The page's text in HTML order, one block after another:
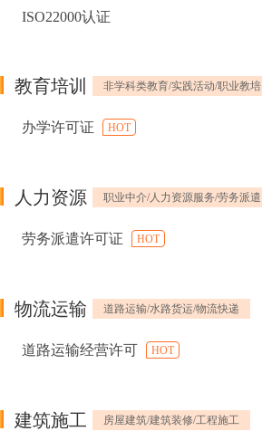
ISO22000认证
教育培训 非学科类教育/实践活动/职业教培
办学许可证 HOT
人力资源 职业中介/人力资源服务/劳务派遣
劳务派遣许可证 HOT
物流运输 道路运输/水路货运/物流快递
道路运输经营许可 HOT
建筑施工 房屋建筑/建筑装修/工程施工